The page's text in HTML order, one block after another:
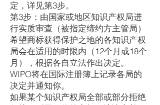
定，详见第3步。
第3步：由国家或地区知识产权局进
行实质审查（被指定缔约方主管局）
希望商标获得保护之地的各知识产权
局会在适用的时限内（12个月或18个
月），根据各自立法作出决定。
WIPO将在国际注册簿上记录各局的
决定并通知你。
如果某个知识产权局全部或部分拒绝